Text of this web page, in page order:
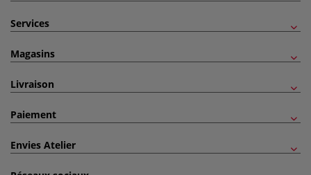
Services
Magasins
Livraison
Paiement
Envies Atelier